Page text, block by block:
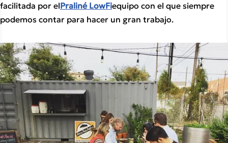
facilitada por elPraliné LowFiequipo con el que siempre
podemos contar para hacer un gran trabajo.